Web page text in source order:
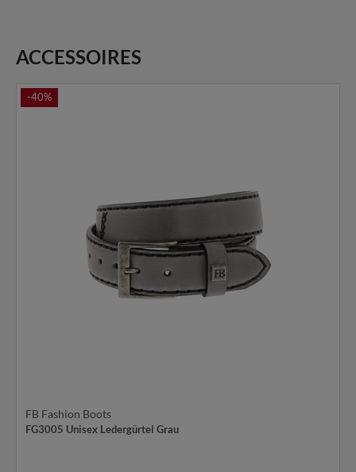
ACCESSOIRES
-40%
FB Fashion Boots
FG3005 Unisex Ledergürtel Grau